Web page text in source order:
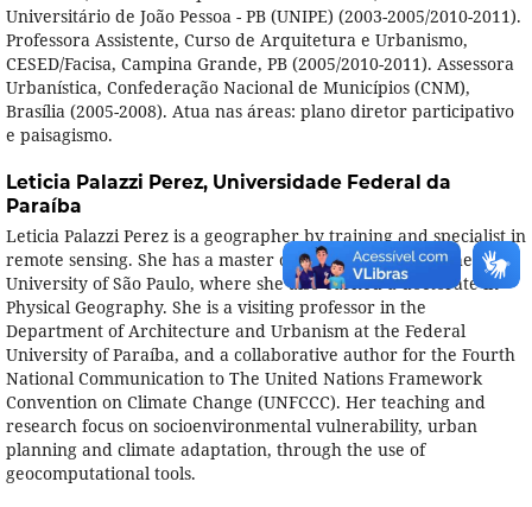
Universitário de João Pessoa - PB (UNIPE) (2003-2005/2010-2011).
Professora Assistente, Curso de Arquitetura e Urbanismo,
CESED/Facisa, Campina Grande, PB (2005/2010-2011). Assessora
Urbanística, Confederação Nacional de Municípios (CNM),
Brasília (2005-2008). Atua nas áreas: plano diretor participativo
e paisagismo.
Leticia Palazzi Perez, Universidade Federal da
Paraíba
Leticia Palazzi Perez is a geographer by training and specialist in
remote sensing. She has a master of Engineering from the
University of São Paulo, where she also earned a doctorate in
Physical Geography. She is a visiting professor in the
Department of Architecture and Urbanism at the Federal
University of Paraíba, and a collaborative author for the Fourth
National Communication to The United Nations Framework
Convention on Climate Change (UNFCCC). Her teaching and
research focus on socioenvironmental vulnerability, urban
planning and climate adaptation, through the use of
geocomputational tools.